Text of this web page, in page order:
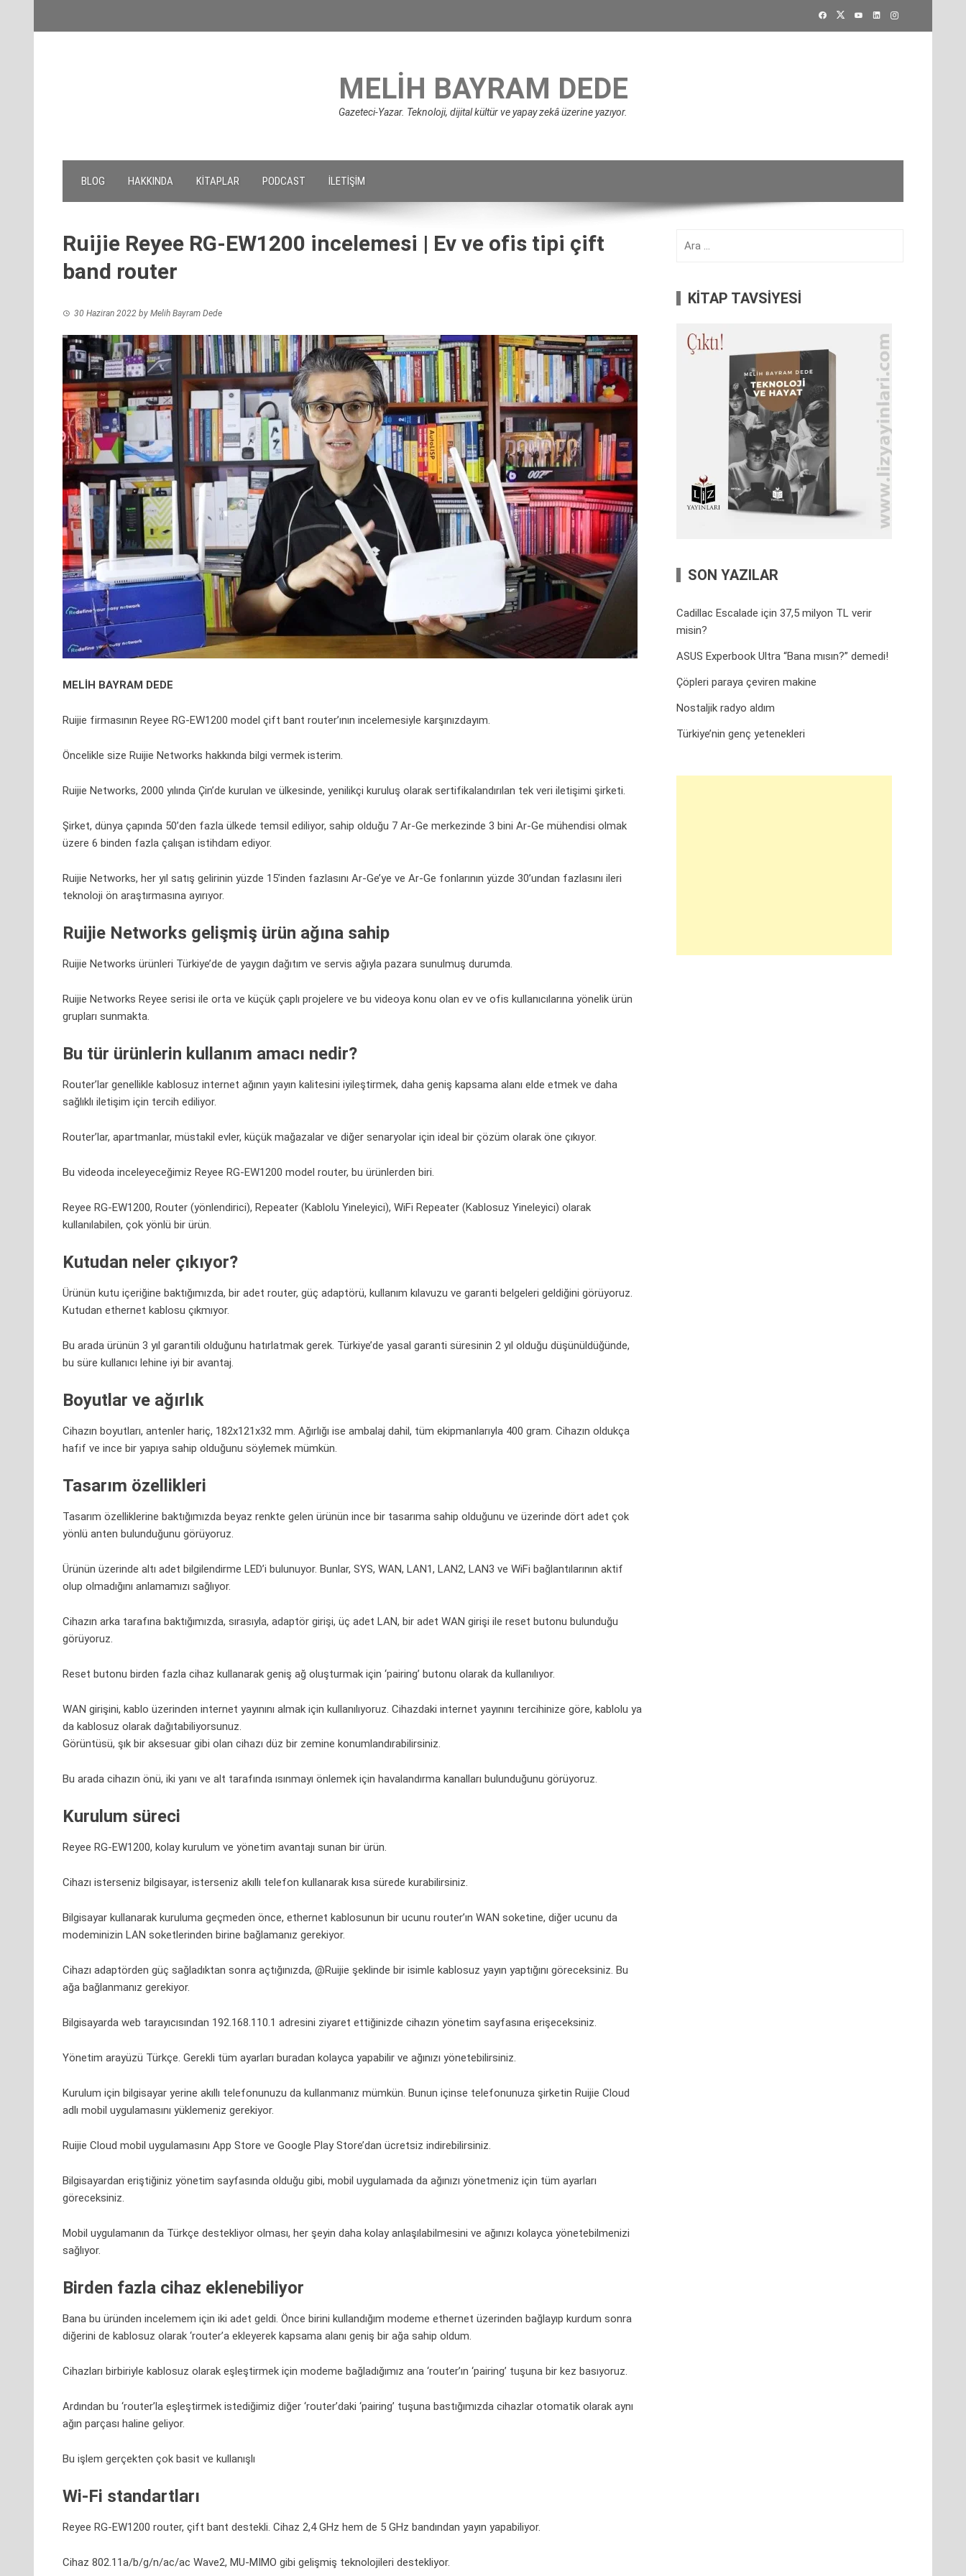
MELIH BAYRAM DEDE
Gazeteci-Yazar. Teknoloji, dijital kültür ve yapay zekâ üzerine yazıyor.
BLOG HAKKINDA KITAPLAR PODCAST İLETIŞIM
Ruijie Reyee RG-EW1200 incelemesi | Ev ve ofis tipi çift
band router
30 Haziran 2022 by Melih Bayram Dede
MELİH BAYRAM DEDE
Ruijie firmasının Reyee RG-EW1200 model çift bant router’ının incelemesiyle karşınızdayım.
Öncelikle size Ruijie Networks hakkında bilgi vermek isterim.
Ruijie Networks, 2000 yılında Çin’de kurulan ve ülkesinde, yenilikçi kuruluş olarak sertifikalandırılan tek veri iletişimi şirketi.
Şirket, dünya çapında 50’den fazla ülkede temsil ediliyor, sahip olduğu 7 Ar-Ge merkezinde 3 bini Ar-Ge mühendisi olmak
üzere 6 binden fazla çalışan istihdam ediyor.
Ruijie Networks, her yıl satış gelirinin yüzde 15’inden fazlasını Ar-Ge’ye ve Ar-Ge fonlarının yüzde 30’undan fazlasını ileri
teknoloji ön araştırmasına ayırıyor.
Ruijie Networks gelişmiş ürün ağına sahip
Ruijie Networks ürünleri Türkiye’de de yaygın dağıtım ve servis ağıyla pazara sunulmuş durumda.
Ruijie Networks Reyee serisi ile orta ve küçük çaplı projelere ve bu videoya konu olan ev ve ofis kullanıcılarına yönelik ürün
grupları sunmakta.
Bu tür ürünlerin kullanım amacı nedir?
Router’lar genellikle kablosuz internet ağının yayın kalitesini iyileştirmek, daha geniş kapsama alanı elde etmek ve daha
sağlıklı iletişim için tercih ediliyor.
Router’lar, apartmanlar, müstakil evler, küçük mağazalar ve diğer senaryolar için ideal bir çözüm olarak öne çıkıyor.
Bu videoda inceleyeceğimiz Reyee RG-EW1200 model router, bu ürünlerden biri.
Reyee RG-EW1200, Router (yönlendirici), Repeater (Kablolu Yineleyici), WiFi Repeater (Kablosuz Yineleyici) olarak
kullanılabilen, çok yönlü bir ürün.
Kutudan neler çıkıyor?
Ürünün kutu içeriğine baktığımızda, bir adet router, güç adaptörü, kullanım kılavuzu ve garanti belgeleri geldiğini görüyoruz.
Kutudan ethernet kablosu çıkmıyor.
Bu arada ürünün 3 yıl garantili olduğunu hatırlatmak gerek. Türkiye’de yasal garanti süresinin 2 yıl olduğu düşünüldüğünde,
bu süre kullanıcı lehine iyi bir avantaj.
Boyutlar ve ağırlık
Cihazın boyutları, antenler hariç, 182x121x32 mm. Ağırlığı ise ambalaj dahil, tüm ekipmanlarıyla 400 gram. Cihazın oldukça
hafif ve ince bir yapıya sahip olduğunu söylemek mümkün.
Tasarım özellikleri
Tasarım özelliklerine baktığımızda beyaz renkte gelen ürünün ince bir tasarıma sahip olduğunu ve üzerinde dört adet çok
yönlü anten bulunduğunu görüyoruz.
Ürünün üzerinde altı adet bilgilendirme LED’i bulunuyor. Bunlar, SYS, WAN, LAN1, LAN2, LAN3 ve WiFi bağlantılarının aktif
olup olmadığını anlamamızı sağlıyor.
Cihazın arka tarafına baktığımızda, sırasıyla, adaptör girişi, üç adet LAN, bir adet WAN girişi ile reset butonu bulunduğu
görüyoruz.
Reset butonu birden fazla cihaz kullanarak geniş ağ oluşturmak için ‘pairing’ butonu olarak da kullanılıyor.
WAN girişini, kablo üzerinden internet yayınını almak için kullanılıyoruz. Cihazdaki internet yayınını tercihinize göre, kablolu ya
da kablosuz olarak dağıtabiliyorsunuz.
Görüntüsü, şık bir aksesuar gibi olan cihazı düz bir zemine konumlandırabilirsiniz.
Bu arada cihazın önü, iki yanı ve alt tarafında ısınmayı önlemek için havalandırma kanalları bulunduğunu görüyoruz.
Kurulum süreci
Reyee RG-EW1200, kolay kurulum ve yönetim avantajı sunan bir ürün.
Cihazı isterseniz bilgisayar, isterseniz akıllı telefon kullanarak kısa sürede kurabilirsiniz.
Bilgisayar kullanarak kuruluma geçmeden önce, ethernet kablosunun bir ucunu router’ın WAN soketine, diğer ucunu da
modeminizin LAN soketlerinden birine bağlamanız gerekiyor.
Cihazı adaptörden güç sağladıktan sonra açtığınızda, @Ruijie şeklinde bir isimle kablosuz yayın yaptığını göreceksiniz. Bu
ağa bağlanmanız gerekiyor.
Bilgisayarda web tarayıcısından 192.168.110.1 adresini ziyaret ettiğinizde cihazın yönetim sayfasına erişeceksiniz.
Yönetim arayüzü Türkçe. Gerekli tüm ayarları buradan kolayca yapabilir ve ağınızı yönetebilirsiniz.
Kurulum için bilgisayar yerine akıllı telefonunuzu da kullanmanız mümkün. Bunun içinse telefonunuza şirketin Ruijie Cloud
adlı mobil uygulamasını yüklemeniz gerekiyor.
Ruijie Cloud mobil uygulamasını App Store ve Google Play Store’dan ücretsiz indirebilirsiniz.
Bilgisayardan eriştiğiniz yönetim sayfasında olduğu gibi, mobil uygulamada da ağınızı yönetmeniz için tüm ayarları
göreceksiniz.
Mobil uygulamanın da Türkçe destekliyor olması, her şeyin daha kolay anlaşılabilmesini ve ağınızı kolayca yönetebilmenizi
sağlıyor.
Birden fazla cihaz eklenebiliyor
Bana bu üründen incelemem için iki adet geldi. Önce birini kullandığım modeme ethernet üzerinden bağlayıp kurdum sonra
diğerini de kablosuz olarak ‘router’a ekleyerek kapsama alanı geniş bir ağa sahip oldum.
Cihazları birbiriyle kablosuz olarak eşleştirmek için modeme bağladığımız ana ‘router’ın ‘pairing’ tuşuna bir kez basıyoruz.
Ardından bu ‘router’la eşleştirmek istediğimiz diğer ‘router’daki ‘pairing’ tuşuna bastığımızda cihazlar otomatik olarak aynı
ağın parçası haline geliyor.
Bu işlem gerçekten çok basit ve kullanışlı
Wi-Fi standartları
Reyee RG-EW1200 router, çift bant destekli. Cihaz 2,4 GHz hem de 5 GHz bandından yayın yapabiliyor.
Cihaz 802.11a/b/g/n/ac/ac Wave2, MU-MIMO gibi gelişmiş teknolojileri destekliyor.
KİTAP TAVSİYESİ
SON YAZILAR
Cadillac Escalade için 37,5 milyon TL verir
misin?
ASUS Experbook Ultra “Bana mısın?” demedi!
Çöpleri paraya çeviren makine
Nostaljik radyo aldım
Türkiye’nin genç yetenekleri